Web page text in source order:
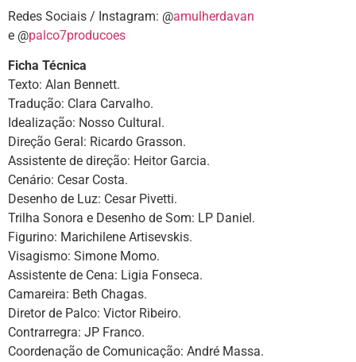
Redes Sociais / Instagram: @amulherdavan
e @palco7producoes
Ficha Técnica
Texto: Alan Bennett.
Tradução: Clara Carvalho.
Idealização: Nosso Cultural.
Direção Geral: Ricardo Grasson.
Assistente de direção: Heitor Garcia.
Cenário: Cesar Costa.
Desenho de Luz: Cesar Pivetti.
Trilha Sonora e Desenho de Som: LP Daniel.
Figurino: Marichilene Artisevskis.
Visagismo: Simone Momo.
Assistente de Cena: Ligia Fonseca.
Camareira: Beth Chagas.
Diretor de Palco: Victor Ribeiro.
Contrarregra: JP Franco.
Coordenação de Comunicação: André Massa.